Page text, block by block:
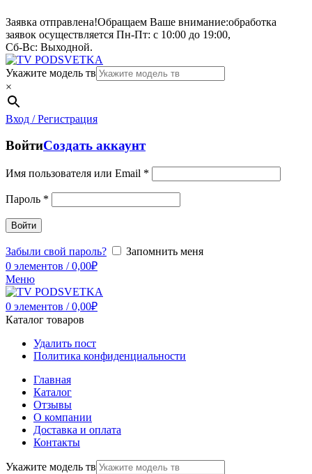
Заявка отправлена!Обращаем Ваше внимание:обработка
заявок осуществляется Пн-Пт: с 10:00 до 19:00,
Сб-Вс: Выходной.
Укажите модель тв
×
Вход / Регистрация
ВойтиСоздать аккаунт
Имя пользователя или Email *
Пароль *
Войти
Забыли свой пароль?
Запомнить меня
0 элементов / 0,00₽
Меню
0 элементов / 0,00₽
Каталог товаров
Удалить пост
Политика конфиденциальности
Главная
Каталог
Отзывы
О компании
Доставка и оплата
Контакты
Укажите модель тв